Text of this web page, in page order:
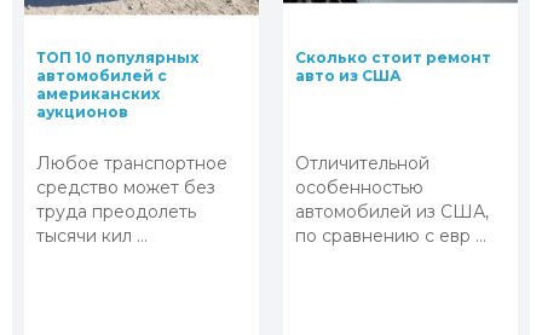
ТОП 10 популярных
автомобилей с
американских
аукционов
Любое транспортное
средство может без
труда преодолеть
тысячи кил ...
Сколько стоит ремонт
авто из США
Отличительной
особенностью
автомобилей из США,
по сравнению с евр ...